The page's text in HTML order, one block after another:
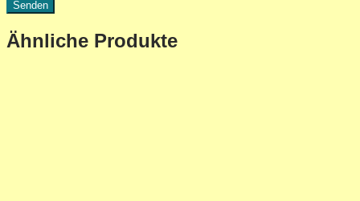
Ähnliche Produkte